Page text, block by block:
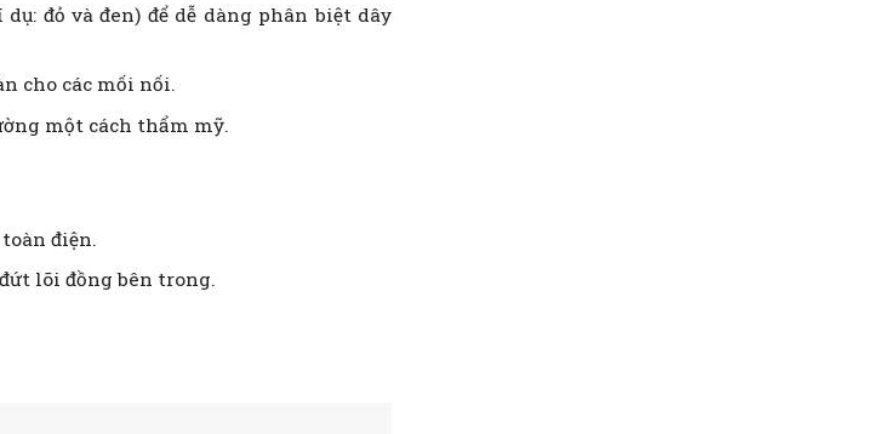
đỏ và đen) để dễ dàng phân biệt dây
cho các mối nối.
một cách thẩm mỹ.
điện.
lõi đồng bên trong.